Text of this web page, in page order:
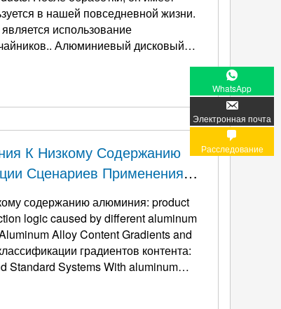
в нашей повседневной жизни.
использование
Алюминиевый дисковый
К Низкому Содержанию
Сценариев Применения
Содержанием
содержанию алюминия: product
logic caused by different aluminum
Alloy Content Gradients and
градиентов контента:
Standard Systems With aluminum
WhatsApp
Электронная почта
Расследование